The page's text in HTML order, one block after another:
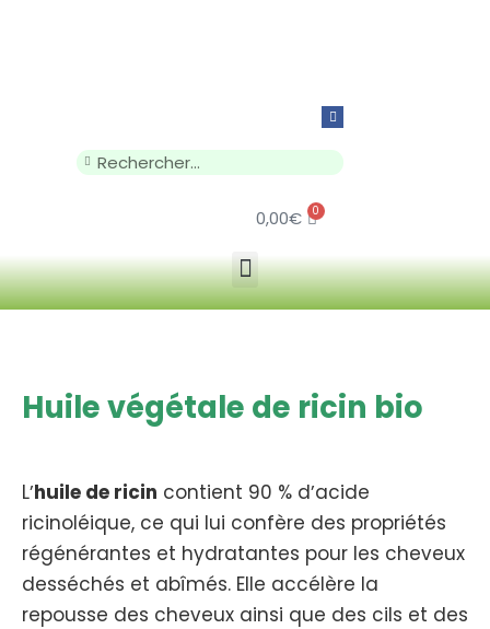
0,00€ 0
Huile végétale de ricin bio
Lʼhuile de ricin contient 90 % dʼacide
ricinoléique, ce qui lui confère des propriétés
régénérantes et hydratantes pour les cheveux
desséchés et abîmés. Elle accélère la
repousse des cheveux ainsi que des cils et des